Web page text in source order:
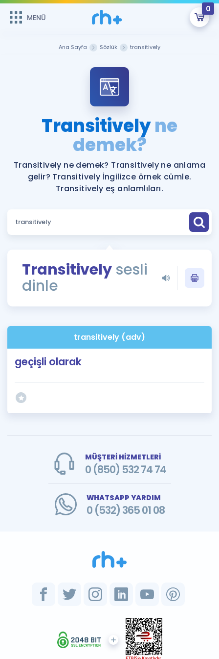
MENÜ
0
Şifremi Hatırlamıyorum
Sepetin Şu An Boş.
Remzi Hoca ile seni sınava hazırlayacak onlarca eğitim seni
bekliyor!
MENÜ
Katılımcı Görüşleri
Faydalı Araçlar
Ücretsiz Kaynaklar
Puan Hesaplama
ÖSYM Sınav Takvimi
Kampanyalar
İngilizce Gramer
İngilizce Gramer
Ana Sayfa Sözlük transitively
Transitivelyne
demek?
Transitively ne demek? Transitively ne anlama
gelir? Transitively İngilizce örnek cümle.
Transitively eş anlamlıları.
Transitively sesli
dinle
transitively (adv)
geçişli olarak
MÜŞTERİ HİZMETLERİ
0 (850) 532 74 74
WHATSAPP YARDIM
0 (532) 365 01 08